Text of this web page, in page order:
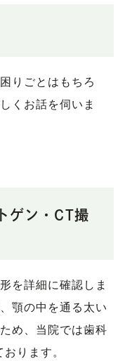
りごとはもちろ
くお話を伺いま
ゲン・CT撮
を詳細に確認しま
顎の中を通る太い
め、当院では歯科
ります。